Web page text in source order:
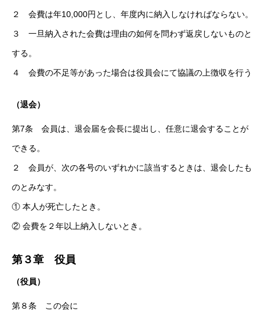
２ 会費は年10,000円とし、年度内に納入しなければならない。
３ 一旦納入された会費は理由の如何を問わず返戻しないものと
する。
４ 会費の不足等があった場合は役員会にて協議の上徴収を行う
（退会）
第7条 会員は、退会届を会長に提出し、任意に退会することが
できる。
２ 会員が、次の各号のいずれかに該当するときは、退会したも
のとみなす。
① 本人が死亡したとき。
② 会費を２年以上納入しないとき。
第３章 役員
（役員）
第８条 この会に